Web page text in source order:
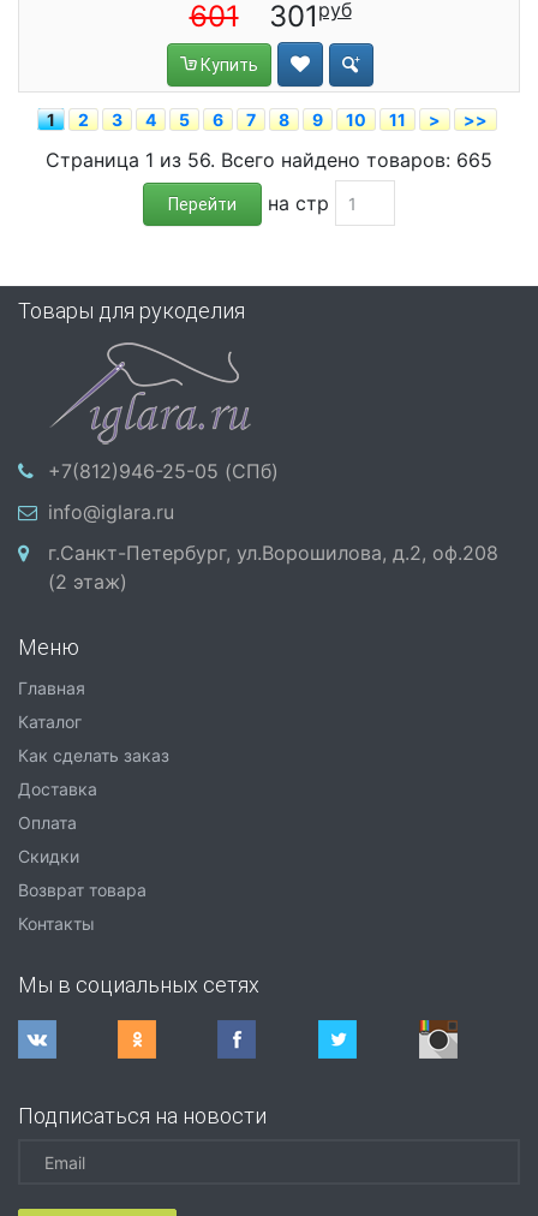
601 301
Купить
1 2 3 4 5 6 7 8 9 10 11 > >>
Страница 1 из 56. Всего найдено товаров: 665
Перейти на стр
Товары для рукоделия
+7(812)946-25-05 (СПб)
info@iglara.ru
г.Санкт-Петербург, ул.Ворошилова, д.2, оф.208
(2 этаж)
Меню
Главная
Каталог
Как сделать заказ
Доставка
Оплата
Скидки
Возврат товара
Контакты
Мы в социальных сетях
Подписаться на новости